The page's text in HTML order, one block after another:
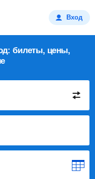
Вход
билеты, цены,